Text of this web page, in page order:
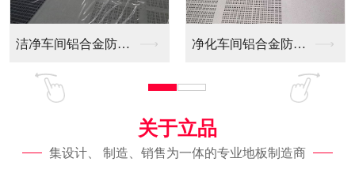
全铝防静电地板
关于立品
集设计、 制造、销售为一体的专业地板制造商